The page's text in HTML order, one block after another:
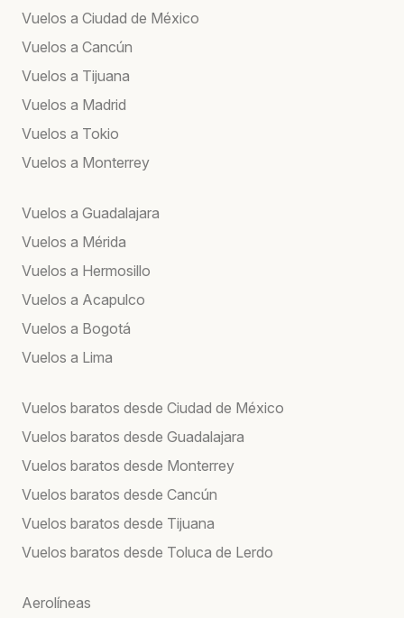
Vuelos a Ciudad de México
Vuelos a Cancún
Vuelos a Tijuana
Vuelos a Madrid
Vuelos a Tokio
Vuelos a Monterrey
Vuelos a Guadalajara
Vuelos a Mérida
Vuelos a Hermosillo
Vuelos a Acapulco
Vuelos a Bogotá
Vuelos a Lima
Vuelos baratos desde Ciudad de México
Vuelos baratos desde Guadalajara
Vuelos baratos desde Monterrey
Vuelos baratos desde Cancún
Vuelos baratos desde Tijuana
Vuelos baratos desde Toluca de Lerdo
Aerolíneas